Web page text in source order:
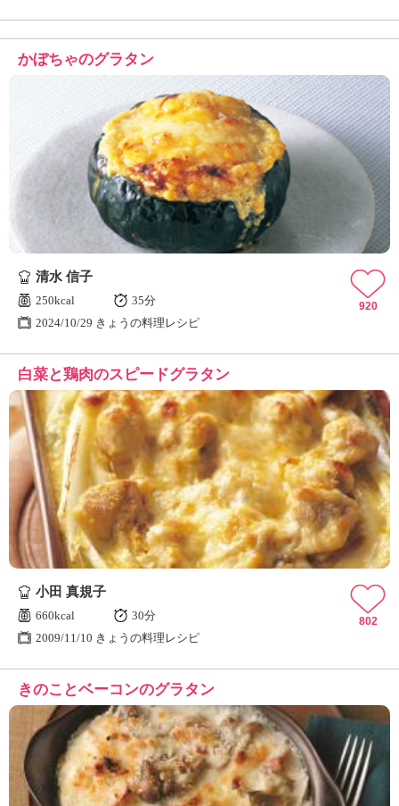
かぼちゃのグラタン
清水 信子
250kcal
35分
2024/10/29 きょうの料理レシピ
920
白菜と鶏肉のスピードグラタン
小田 真規子
660kcal
30分
2009/11/10 きょうの料理レシピ
802
きのことベーコンのグラタン